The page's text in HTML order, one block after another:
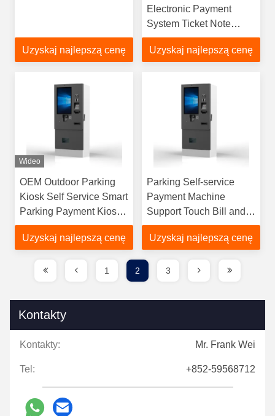
Uzyskaj najlepszą cenę
Electronic Payment
System Ticket Note
Acceptor Monitor
Display Outdoor Kiosk
Uzyskaj najlepszą cenę
Wideo
OEM Outdoor Parking
Kiosk Self Service Smart
Parking Payment Kiosk
for Parking Lot
Uzyskaj najlepszą cenę
Parking Self-service
Payment Machine
Support Touch Bill and
Coin Payment Receipt
Printer
Uzyskaj najlepszą cenę
1 2 3
Kontakty
Kontakty: Mr. Frank Wei
Tel: +852-59568712